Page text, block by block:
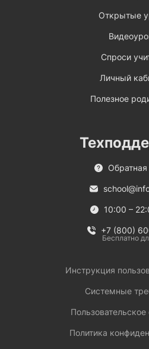
Открытые
Спроси
Личный
Полезное
Обратная
10:00 –
+7 (800)
Бесплатно
Инструкция
Системные
Пользовательское
Политика